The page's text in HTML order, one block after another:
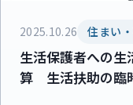
2025.10.26 住まい
生活保護者への
算 生活扶助の臨